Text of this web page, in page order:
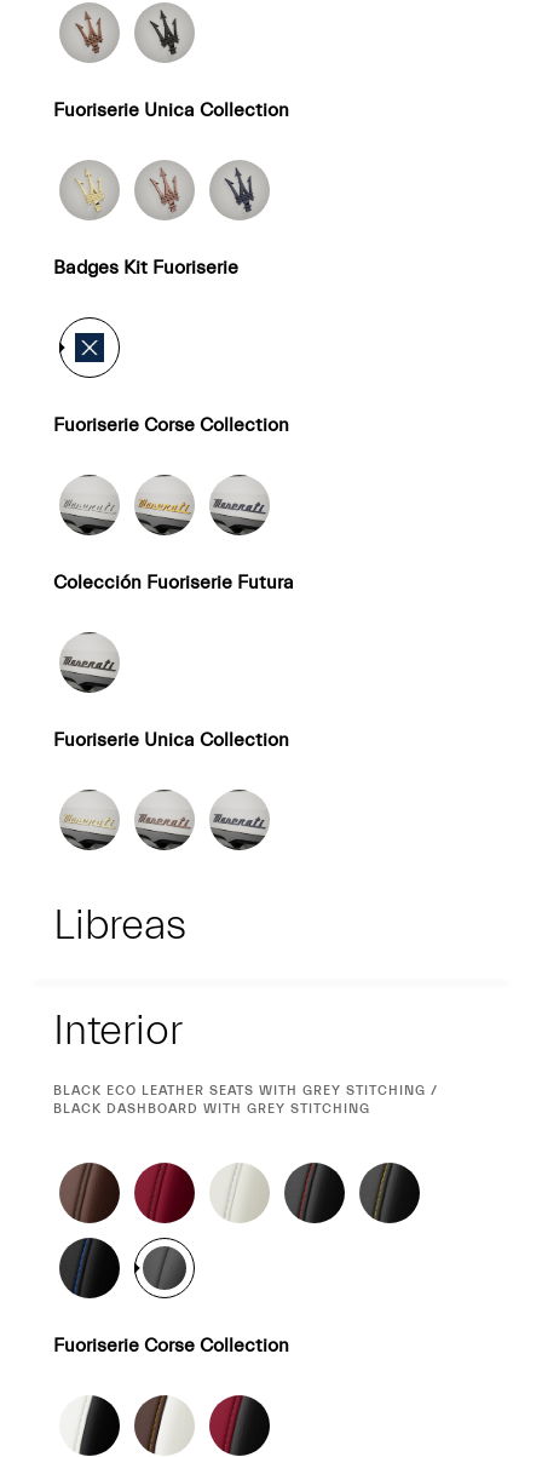
Fuoriserie Unica Collection
Badges Kit Fuoriserie
Fuoriserie Corse Collection
Colección Fuoriserie Futura
Fuoriserie Unica Collection
Libreas
Interior
Interior
CURRENT
SELECTION
BLACK ECO LEATHER SEATS WITH GREY STITCHING /
BLACK DASHBOARD WITH GREY STITCHING
Fuoriserie Corse Collection